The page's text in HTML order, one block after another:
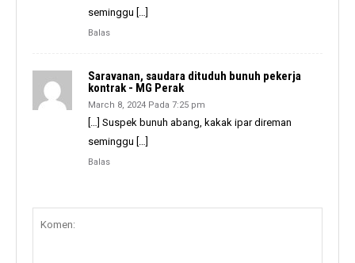
seminggu […]
Balas
Saravanan, saudara dituduh bunuh pekerja
kontrak - MG Perak
March 8, 2024 Pada 7:25 pm
[…] Suspek bunuh abang, kakak ipar direman
seminggu […]
Balas